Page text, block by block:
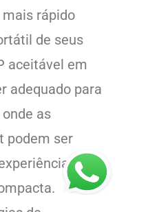
rápido
de seus
aceitável em
adequado para
as
podem ser
de